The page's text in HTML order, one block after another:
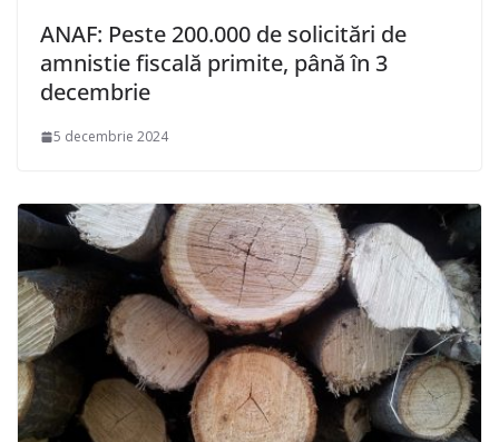
ANAF: Peste 200.000 de solicitări de
amnistie fiscală primite, până în 3
decembrie
5 decembrie 2024